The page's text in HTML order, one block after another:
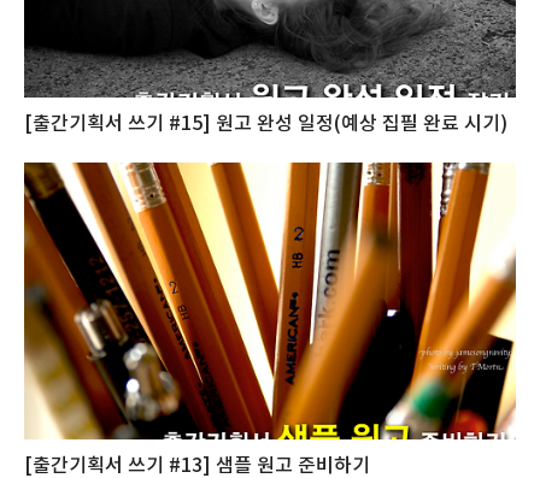
[출간기획서 쓰기 #15] 원고 완성 일정(예상 집필 완료 시기)
[출간기획서 쓰기 #13] 샘플 원고 준비하기